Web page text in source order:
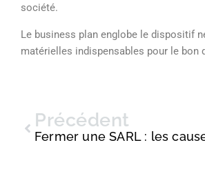
société.
Le business plan englobe le dispositif
matérielles indispensables pour le bon
Précédent
Fermer une SARL : les